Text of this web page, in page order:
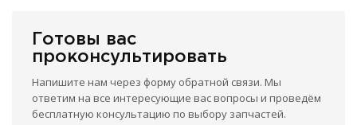
Готовы вас
проконсультировать
Напишите нам через форму обратной связи. Мы
ответим на все интересующие вас вопросы и проведём
бесплатную консультацию по выбору запчастей.